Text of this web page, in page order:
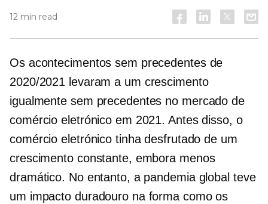
12 min read
Os acontecimentos sem precedentes de
2020/2021 levaram a um crescimento
igualmente sem precedentes no mercado de
comércio eletrónico em 2021. Antes disso, o
comércio eletrónico tinha desfrutado de um
crescimento constante, embora menos
dramático. No entanto, a pandemia global teve
um impacto duradouro na forma como os